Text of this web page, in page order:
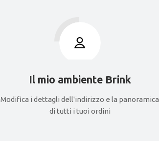
Il mio ambiente Brink
Modifica i dettagli dell'indirizzo e la panoramica
di tutti i tuoi ordini